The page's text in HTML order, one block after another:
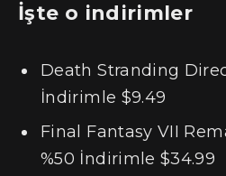
İşte o indirimler
Death Stranding
İndirimle $9.49
Final Fantasy VII
%50 İndirimle $34.99